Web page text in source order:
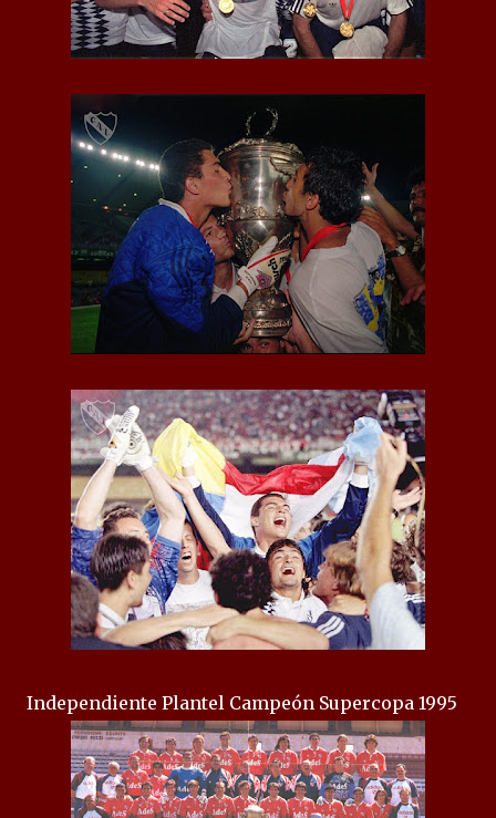
Independiente Plantel Campeón Supercopa 1995